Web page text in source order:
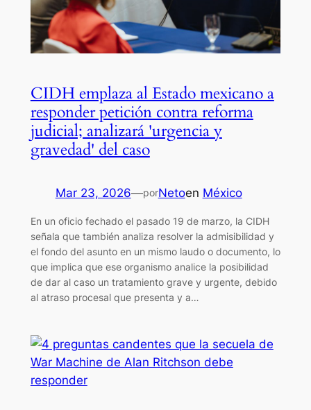
CIDH emplaza al Estado mexicano a
responder petición contra reforma
judicial; analizará 'urgencia y
gravedad' del caso
Mar 23, 2026—porNetoen México
En un oficio fechado el pasado 19 de marzo, la CIDH
señala que también analiza resolver la admisibilidad y
el fondo del asunto en un mismo laudo o documento, lo
que implica que ese organismo analice la posibilidad
de dar al caso un tratamiento grave y urgente, debido
al atraso procesal que presenta y a…